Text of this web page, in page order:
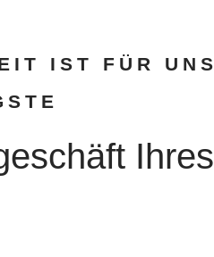
IST FÜR UNS
Ihres